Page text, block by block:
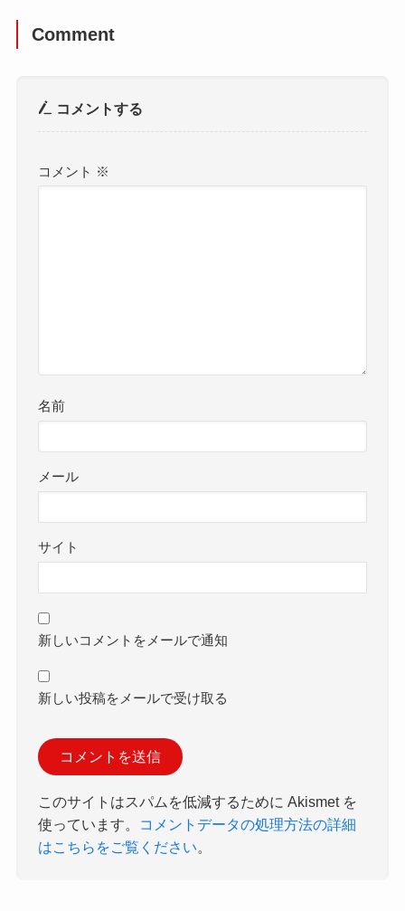
Comment
コメントする
コメント ※
名前
メール
サイト
新しいコメントをメールで通知
新しい投稿をメールで受け取る
このサイトはスパムを低減するために Akismet を
使っています。
コメントデータの処理方法の詳細
はこちらをご覧ください